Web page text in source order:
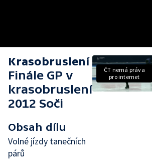
Krasobruslení
Finále GP v
krasobruslení
2012 Soči
Obsah dílu
Volné jízdy tanečních
párů
ČT nemá práva
pro internet